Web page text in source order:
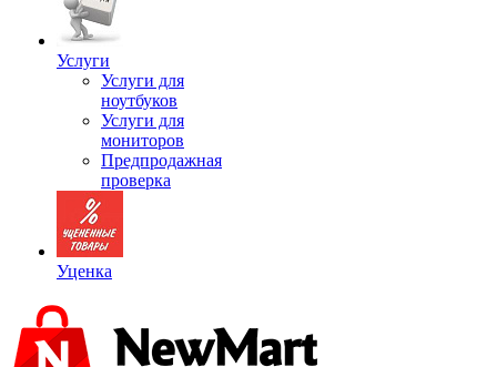
Услуги
Услуги для
ноутбуков
Услуги для
мониторов
Предпродажная
проверка
Уценка